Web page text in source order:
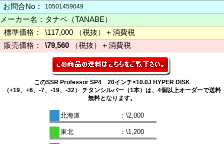
お問合No： 10501459049
メーカー名： タナベ（TANABE）
標準価格：
\117,000 （税抜）＋消費税
販売価格：
\79,560 （税抜）＋消費税
このSSR Professor SP4 20インチ×10.0J HYPER DISK
（+19、+6、-7、-19、-32） チタンシルバー（1本）は、4個以上オーダーで送料
無料となります。
北海道 ：\2,000
東北 ：\1,200